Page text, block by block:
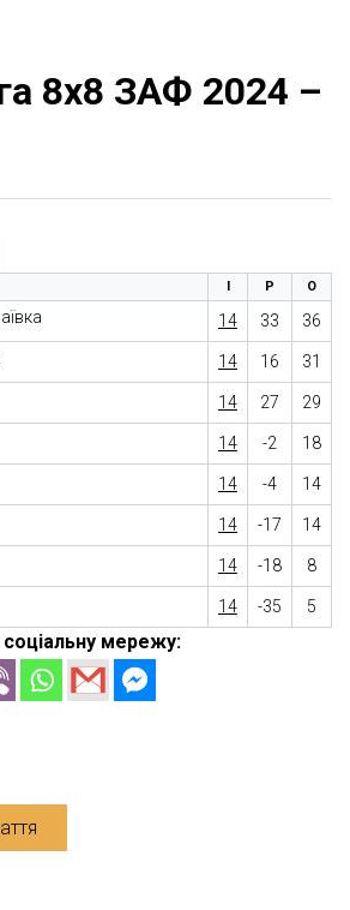
8х8 ЗАФ 2024 –
І Р О
14 33 36
14 16 31
14 27 29
14 -2 18
14 -4 14
14 -17 14
14 -18 8
14 -35 5
мережу: